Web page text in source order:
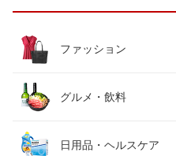
ファッション
レディースファッション
メンズファッション
グルメ・飲料
食品
日用品・ヘルスケア